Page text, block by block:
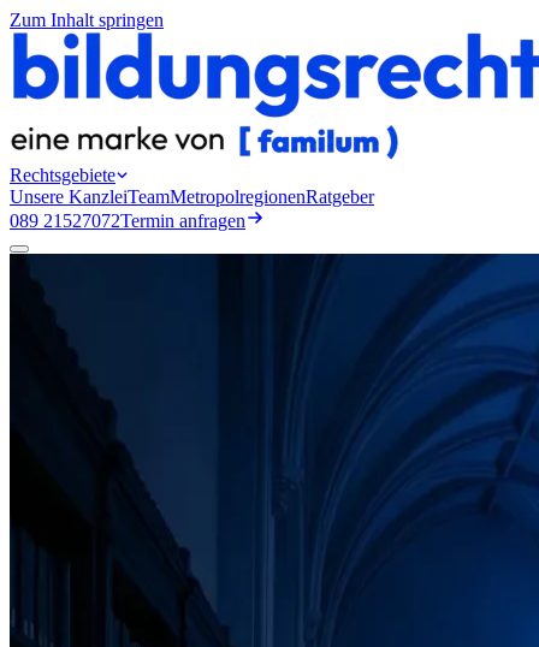
Zum Inhalt springen
Rechtsgebiete
Unsere KanzleiTeamMetropolregionenRatgeber
089 21527072Termin anfragen